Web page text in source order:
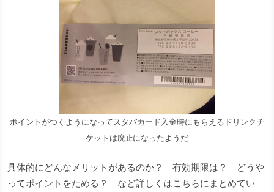
ポイントがつくようになってスタバカード入金時にもらえるドリンクチ
ケットは廃止になったようだ
具体的にどんなメリットがあるのか？ 有効期限は？ どうや
ってポイントをためる？ など詳しくはこちらにまとめてい